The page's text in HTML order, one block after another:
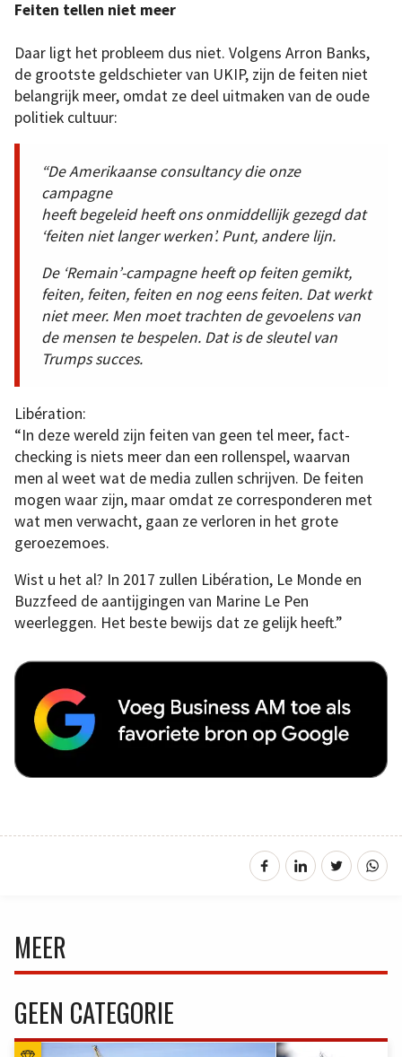
Feiten tellen niet meer
Daar ligt het probleem dus niet. Volgens Arron Banks,
de grootste geldschieter van UKIP, zijn de feiten niet
belangrijk meer, omdat ze deel uitmaken van de oude
politiek cultuur:
“De Amerikaanse consultancy die onze
campagne
heeft begeleid heeft ons onmiddellijk gezegd dat
‘feiten niet langer werken’. Punt, andere lijn.
De ‘Remain’-campagne heeft op feiten gemikt,
feiten, feiten, feiten en nog eens feiten. Dat werkt
niet meer. Men moet trachten de gevoelens van
de mensen te bespelen. Dat is de sleutel van
Trumps succes.
Libération:
“In deze wereld zijn feiten van geen tel meer, fact-
checking is niets meer dan een rollenspel, waarvan
men al weet wat de media zullen schrijven. De feiten
mogen waar zijn, maar omdat ze corresponderen met
wat men verwacht, gaan ze verloren in het grote
geroezemoes.
Wist u het al? In 2017 zullen Libération, Le Monde en
Buzzfeed de aantijgingen van Marine Le Pen
weerleggen. Het beste bewijs dat ze gelijk heeft.”
MEER
GEEN CATEGORIE